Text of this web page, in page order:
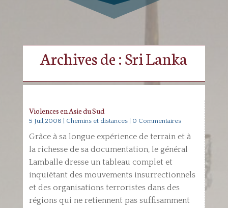
Archives de : Sri Lanka
Violences en Asie du Sud
5 Juil,2008 Chemins et distances| 0 Commentaires
Grâce à sa longue expérience de terrain et à
la richesse de sa documentation, le général
Lamballe dresse un tableau complet et
inquiétant des mouvements insurrectionnels
et des organisations terroristes dans des
régions qui ne retiennent pas suffisamment